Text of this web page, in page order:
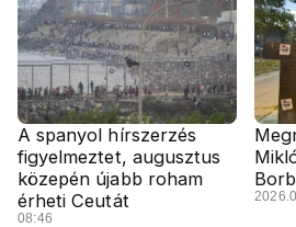
A spanyol hírszerzés
figyelmeztet, augusztus
közepén újabb roham
érheti Ceutát
08:46